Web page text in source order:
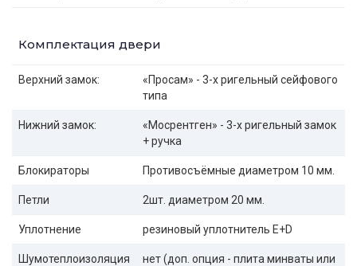
Комплектация двери
Верхний замок:
«Просам» - 3-х ригельный сейфового
типа
Нижний замок:
«Мосрентген» - 3-х ригельный замок
+ ручка
Блокираторы Противосъёмные диаметром 10 мм.
Петли 2шт. диаметром 20 мм.
Уплотнение резиновый уплотнитель E+D
Шумотеплоизоляция
нет (доп. опция - плита минваты или